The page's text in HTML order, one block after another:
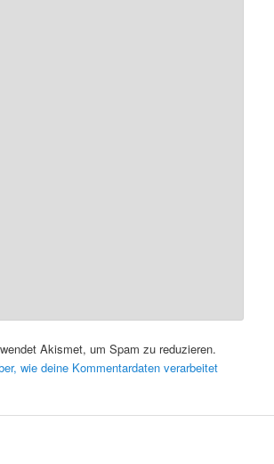
Akismet, um Spam zu reduzieren.
wie deine Kommentardaten verarbeitet